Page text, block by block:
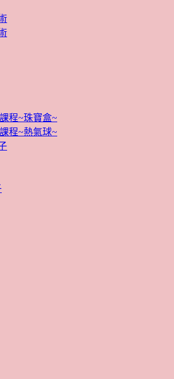
程~珠寶盒~
程~熱氣球~